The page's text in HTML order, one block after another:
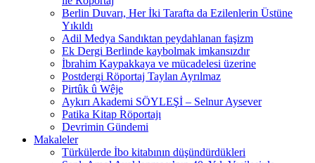
Berlin Duvarı, Her İki Tarafta da Ezilenlerin Üstüne
Yıkıldı
Adil Medya Sandıktan peydahlanan faşizm
Ek Dergi Berlinde kaybolmak imkansızdır
İbrahim Kaypakkaya ve mücadelesi üzerine
Postdergi Röportaj Taylan Ayrılmaz
Pirtûk û Wêje
Aykırı Akademi SÖYLEŞİ – Selnur Aysever
Patika Kitap Röportajı
Devrimin Gündemi
Makaleler
Türkülerde İbo kitabının düşündürdükleri